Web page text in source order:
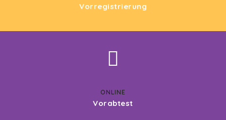
Vorregistrierung
ONLINE
Vorabtest